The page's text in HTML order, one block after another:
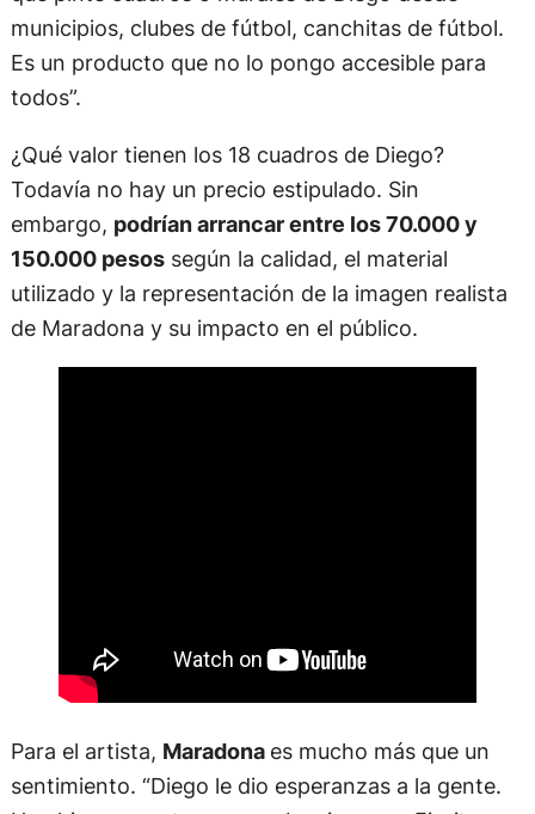
también famosos. Algunos me piden hacer un
homenaje del Diego ya en la casa. En Pueblo
Esther, cerca de Rosario, otro en Lomas de
mural de Diego en una oficina. También me piden
que pinte cuadros o murales de Diego desde
municipios, clubes de fútbol, canchitas de fútbol.
Es un producto que no lo pongo accesible para
todos”.